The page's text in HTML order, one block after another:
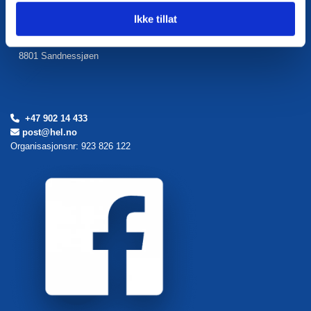
Ikke tillat
8801 Sandnessjøen
 +47 902 14 433
 post@hel.no
Organisasjonsnr: 923 826 122